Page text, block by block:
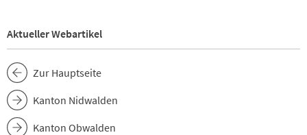
Aktueller Webartikel
Zur Hauptseite
Kanton Nidwalden
Kanton Obwalden